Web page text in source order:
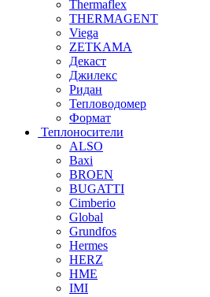
Thermaflex
THERMAGENT
Viega
ZETKAMA
Декаст
Джилекс
Ридан
Тепловодомер
Формат
Теплоносители
ALSO
Baxi
BROEN
BUGATTI
Cimberio
Global
Grundfos
Hermes
HERZ
HME
IMI